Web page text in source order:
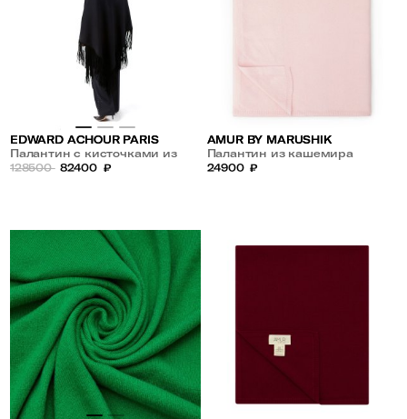
EDWARD ACHOUR PARIS
Палантин с кисточками из
шерсти и кашемира
128500 82400 ₽
AMUR BY MARUSHIK
Палантин из кашемира
24900 ₽